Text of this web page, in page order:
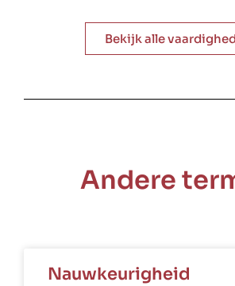
Bekijk alle
Andere
Nauwkeurigheid